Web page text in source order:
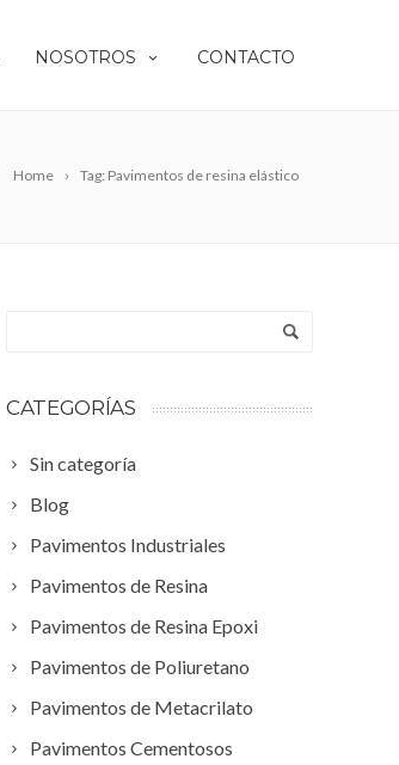
NOSOTROS CONTACTO
Home Tag: Pavimentos de resina elástico
CATEGORÍAS
Sin categoría
Blog
Pavimentos Industriales
Pavimentos de Resina
Pavimentos de Resina Epoxi
Pavimentos de Poliuretano
Pavimentos de Metacrilato
Pavimentos Cementosos